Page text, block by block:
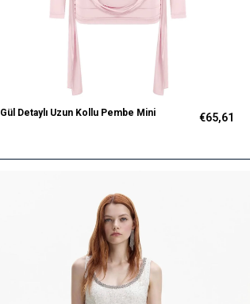
Gül Detaylı Uzun Kollu Pembe Mini
€65,61